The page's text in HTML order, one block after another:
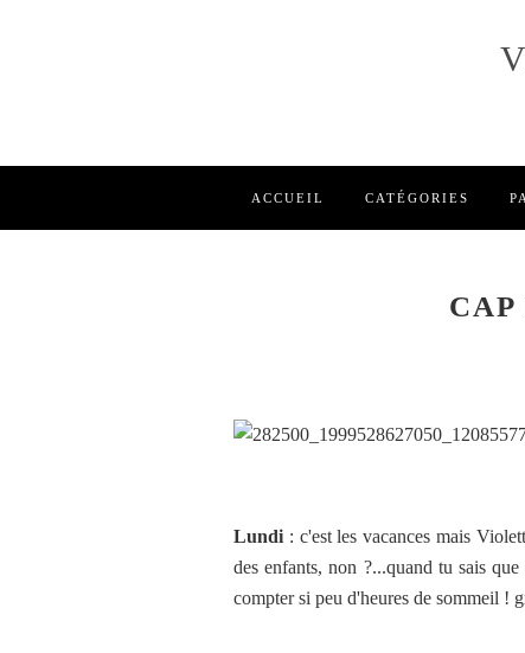
ACCUEIL CATÉGORIES
Lundi : c'est les vacances mais
des enfants, non ?...quand tu sais
compter si peu d'heures de sommeil !